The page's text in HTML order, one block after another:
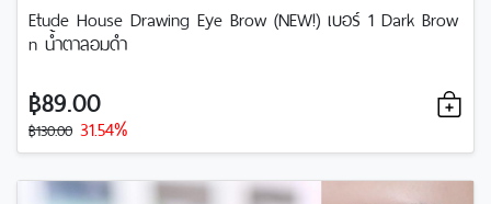
Etude House Drawing Eye Brow (NEW!) เบอร์ 1 Dark Brow
n น้ำตาลอมดำ
฿89.00
฿130.00 31.54%